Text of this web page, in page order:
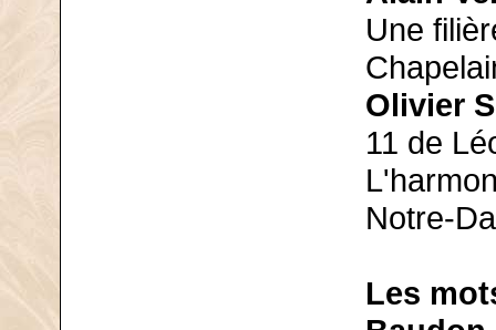
Une
Olivier
11 de
Notre-
Les